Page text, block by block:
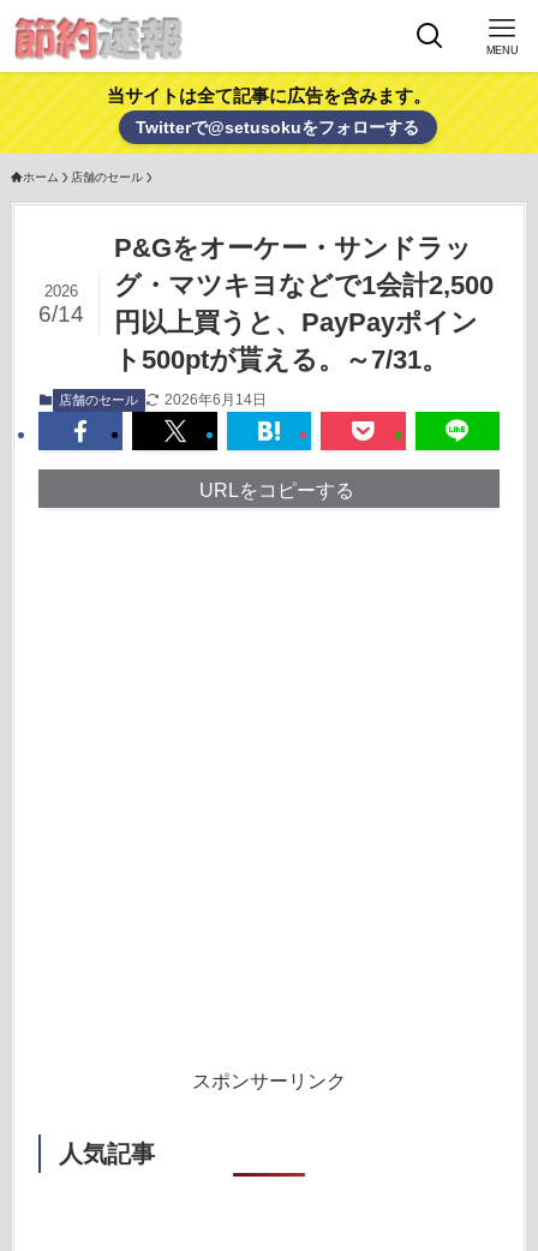
MENU
当サイトは全て記事に広告を含みます。
Twitterで@setusokuをフォローする
ホーム 店舗のセール
P&Gをオーケー・サンドラッ
グ・マツキヨなどで1会計2,500
円以上買うと、PayPayポイン
ト500ptが貰える。～7/31。
2026
6/14
店舗のセール 2026年6月14日
URLをコピーする
スポンサーリンク
人気記事